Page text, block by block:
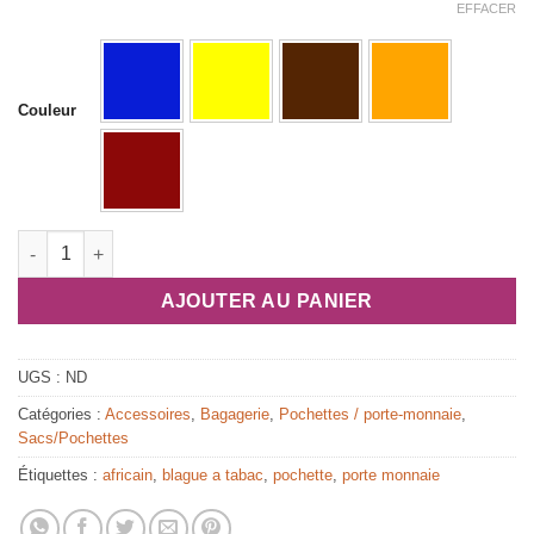
Couleur
EFFACER
quantité de Pochette en tissu africain bazin plastifiée
AJOUTER AU PANIER
UGS : ND
Catégories : Accessoires Bagagerie Pochettes / porte-monnaie
Sacs/Pochettes
Étiquettes : africain blague a tabac pochette porte monnaie